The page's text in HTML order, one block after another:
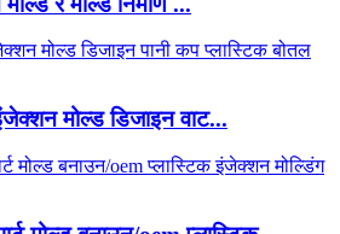
मोल्ड डिजाइन वाट...